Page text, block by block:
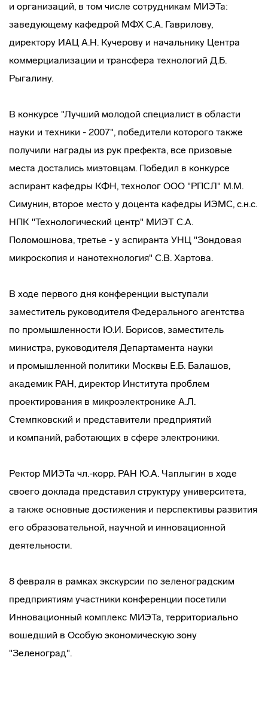
и организаций, в том числе сотрудникам МИЭТа:
заведующему кафедрой МФХ С.А. Гаврилову,
директору ИАЦ А.Н. Кучерову и начальнику Центра
коммерциализации и трансфера технологий Д.Б.
Рыгалину.
В конкурсе "Лучший молодой специалист в области
науки и техники - 2007", победители которого также
получили награды из рук префекта, все призовые
места достались миэтовцам. Победил в конкурсе
аспирант кафедры КФН, технолог ООО "РПСЛ" М.М.
Симунин, второе место у доцента кафедры ИЭМС, с.н.с.
НПК "Технологический центр" МИЭТ С.А.
Поломошнова, третье - у аспиранта УНЦ "Зондовая
микроскопия и нанотехнология" С.В. Хартова.
В ходе первого дня конференции выступали
заместитель руководителя Федерального агентства
по промышленности Ю.И. Борисов, заместитель
министра, руководителя Департамента науки
и промышленной политики Москвы Е.Б. Балашов,
академик РАН, директор Института проблем
проектирования в микроэлектронике А.Л.
Стемпковский и представители предприятий
и компаний, работающих в сфере электроники.
Ректор МИЭТа чл.-корр. РАН Ю.А. Чаплыгин в ходе
своего доклада представил структуру университета,
а также основные достижения и перспективы развития
его образовательной, научной и инновационной
деятельности.
8 февраля в рамках экскурсии по зеленоградским
предприятиям участники конференции посетили
Инновационный комплекс МИЭТа, территориально
вошедший в Особую экономическую зону
"Зеленоград".